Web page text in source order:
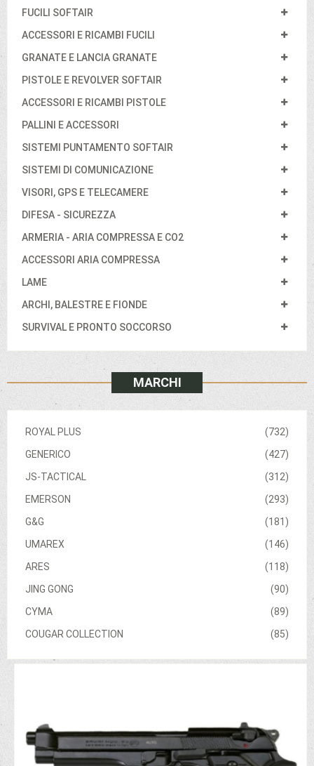
FUCILI SOFTAIR
ACCESSORI E RICAMBI FUCILI
GRANATE E LANCIA GRANATE
PISTOLE E REVOLVER SOFTAIR
ACCESSORI E RICAMBI PISTOLE
PALLINI E ACCESSORI
SISTEMI PUNTAMENTO SOFTAIR
SISTEMI DI COMUNICAZIONE
VISORI, GPS E TELECAMERE
DIFESA - SICUREZZA
ARMERIA - ARIA COMPRESSA E CO2
ACCESSORI ARIA COMPRESSA
LAME
ARCHI, BALESTRE E FIONDE
SURVIVAL E PRONTO SOCCORSO
MARCHI
(732)
ROYAL PLUS
(427)
GENERICO
(312)
JS-TACTICAL
(293)
EMERSON
(181)
G&G
(146)
UMAREX
(118)
ARES
(90)
JING GONG
(89)
CYMA
(85)
COUGAR COLLECTION